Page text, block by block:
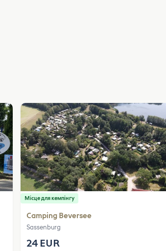
Місце для кемпінгу
Camping Beversee
Sassenburg
24 EUR